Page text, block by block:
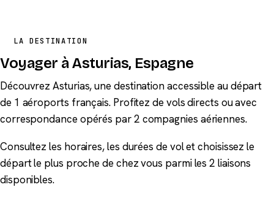
LA DESTINATION
Voyager à Asturias, Espagne
Découvrez Asturias, une destination accessible au départ
de 1 aéroports français. Profitez de vols directs ou avec
correspondance opérés par 2 compagnies aériennes.
Consultez les horaires, les durées de vol et choisissez le
départ le plus proche de chez vous parmi les 2 liaisons
disponibles.